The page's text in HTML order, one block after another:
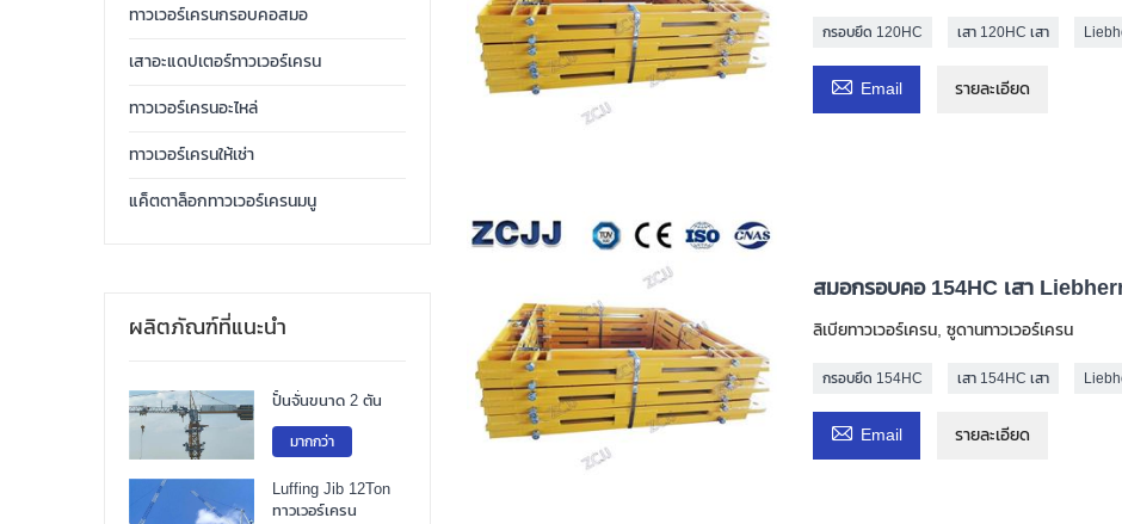
กรอบยึด 120HC เสา 120HC เสา
 Email รายละเอียด
สมอกรอบคอ 154HC เสา
ลิเบียทาวเวอร์เครน, ซูดานทาวเวอร์เครน
กรอบยึด 154HC เสา 154HC เสา
 Email รายละเอียด
ทาวเวอร์เครนกรอบคอสมอ
เสาอะแดปเตอร์ทาวเวอร์เครน
ทาวเวอร์เครนอะไหล่
ทาวเวอร์เครนให้เช่า
แค็ตตาล็อกทาวเวอร์เครนมนู
ผลิตภัณฑ์ที่แนะนำ
ปั้นจั่นขนาด 2 ตัน
มากกว่า
Luffing Jib 12Ton
ทาวเวอร์เครน